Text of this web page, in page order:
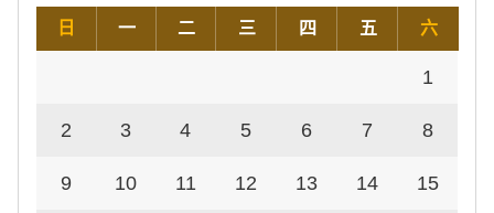
日 一 二 三 四 五 六
1
2 3 4 5 6 7 8
9 10 11 12 13 14 15